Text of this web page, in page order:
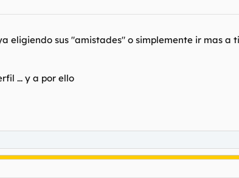
eligiendo sus "amistades" o simplemente ir mas a
... y a por ello